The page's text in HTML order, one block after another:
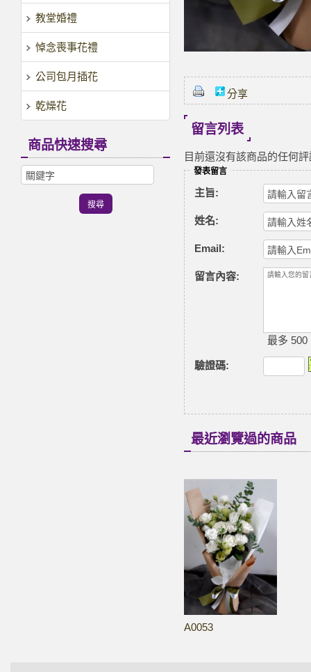
教堂婚禮
悼念喪事花禮
公司包月插花
乾燥花
商品快速搜尋
分享
留言列表
目前還沒有該商品的任何
發表留言
主旨:
姓名:
Email:
留言內容:
最多 500
驗證碼:
最近瀏覽過的商品
A0053